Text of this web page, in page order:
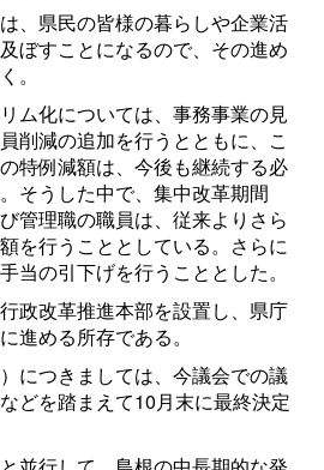
、県民の皆様の暮らしや企業活
ぼすことになるので、その進め
。
ム化については、事務事業の見
削減の追加を行うとともに、こ
特例減額は、今後も継続する必
そうした中で、集中改革期間
管理職の職員は、従来よりさら
を行うこととしている。さらに
当の引下げを行うこととした。
政改革推進本部を設置し、県庁
進める所存である。
につきましては、今議会での議
どを踏まえて10月末に最終決定